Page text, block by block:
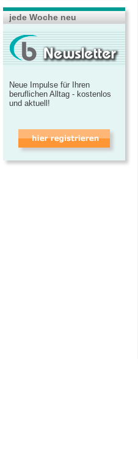
jede Woche neu
Neue Impulse für Ihren
beruflichen Alltag - kostenlos
und aktuell!